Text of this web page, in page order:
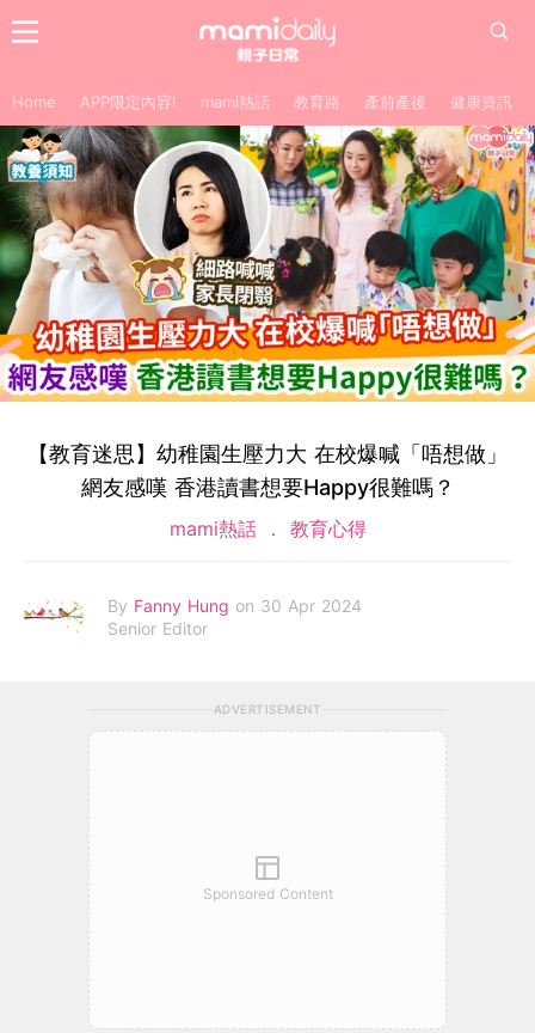
Home APP限定內容! mami熱話 教育路 產前產後 健康資訊
【教育迷思】幼稚園生壓力大 在校爆喊「唔想做」
網友感嘆 香港讀書想要Happy很難嗎？
mami熱話 教育心得
By Fanny Hung on 30 Apr 2024
Senior Editor
ADVERTISEMENT
Sponsored Content